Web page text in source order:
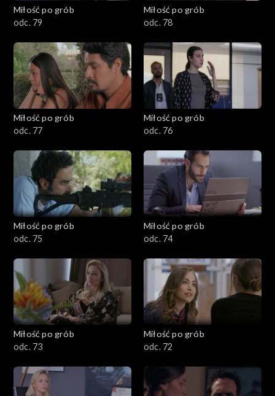
Miłość po grób
odc. 79
Miłość po grób
odc. 78
Miłość po grób
odc. 77
Miłość po grób
odc. 76
Miłość po grób
odc. 75
Miłość po grób
odc. 74
Miłość po grób
odc. 73
Miłość po grób
odc. 72